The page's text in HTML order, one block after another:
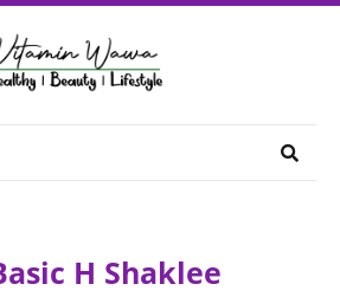
H Shaklee